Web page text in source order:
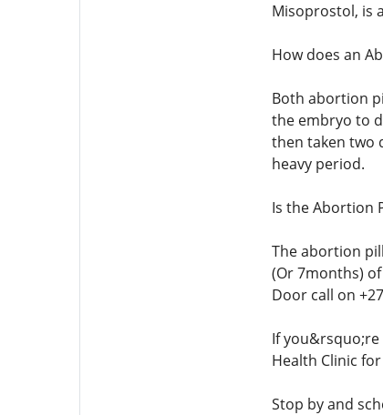
Misoprostol, is
How does an
Both abortion
the embryo to
then taken two
heavy period.
Is the Abortion
The abortion
(Or 7months)
Door call on
If
Health Clinic
Stop by and